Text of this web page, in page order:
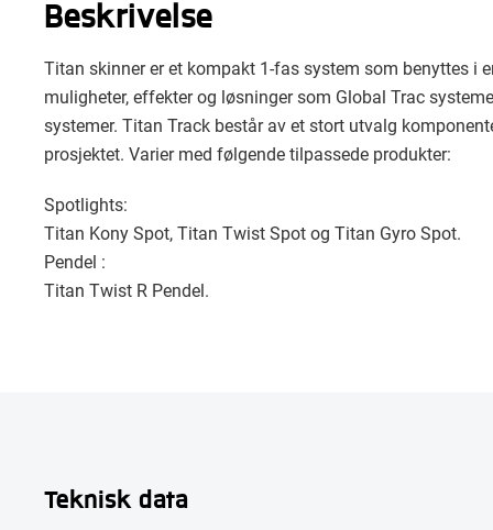
Beskrivelse
Titan skinner er et kompakt 1-fas system som benyttes i
muligheter, effekter og løsninger som Global Trac
systemer. Titan Track består av et stort utvalg
prosjektet. Varier med følgende tilpassede produkter:
Spotlights:
Titan Kony Spot, Titan Twist Spot og Titan Gyro Spot.
Pendel :
Titan Twist R Pendel.
Teknisk data